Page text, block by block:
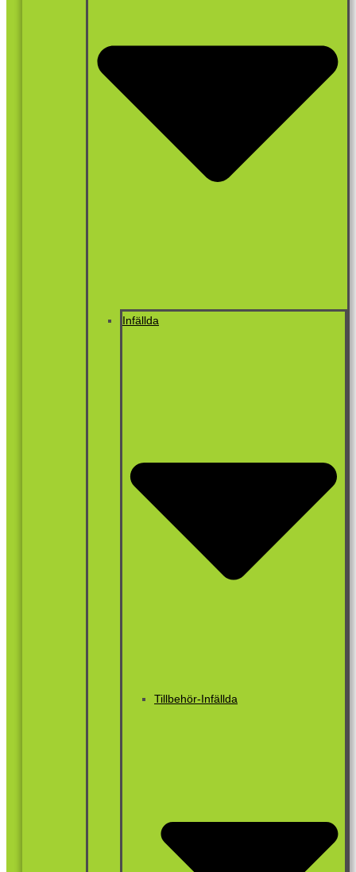
Infällda
Tillbehör-Infällda